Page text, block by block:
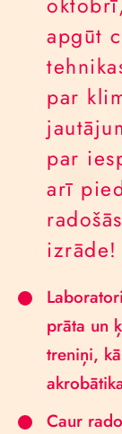
apgūt
par
par
arī
izrāde!
prāta un
treniņi,
Caur